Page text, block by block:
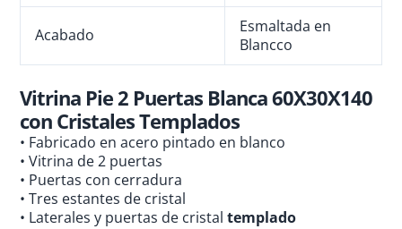
Acabado
Esmaltada en
Blancco
Vitrina Pie 2 Puertas Blanca 60X30X140
con Cristales Templados
• Fabricado en acero pintado en blanco
• Vitrina de 2 puertas
• Puertas con cerradura
• Tres estantes de cristal
• Laterales y puertas de cristal templado